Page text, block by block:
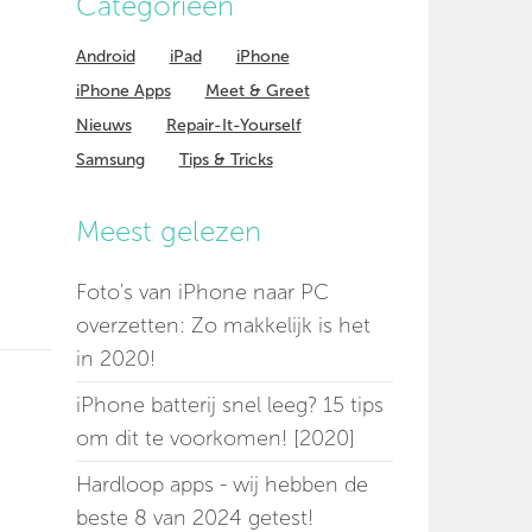
Android iPad
iPhone
iPhone Apps
Meet & Greet
Nieuws
Repair-It-Yourself
Samsung
Tips & Tricks
Meest gelezen
Foto's van iPhone naar PC
overzetten: Zo makkelijk is het
in 2020!
iPhone batterij snel leeg? 15 tips
om dit te voorkomen! [2020]
Hardloop apps - wij hebben de
beste 8 van 2024 getest!